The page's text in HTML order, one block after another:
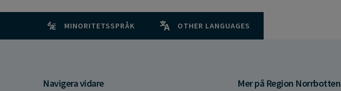
MINORITETSSPRÅK OTHER LANGUAGES
Navigera vidare Mer på Region Norrbotten